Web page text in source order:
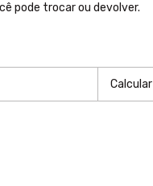
pode trocar ou devolver.
Calcular